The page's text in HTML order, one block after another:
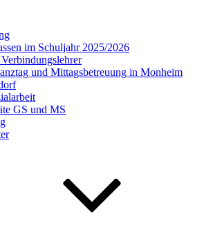
im Schuljahr 2025/2026
und Mittagsbetreuung in Monheim
GS und MS